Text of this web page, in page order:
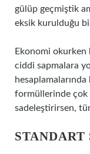
gülüp geçmiştik
eksik kurulduğu
Ekonomi okurken
ciddi sapmalara
formüllerinde çok
sadeleştirirsen,